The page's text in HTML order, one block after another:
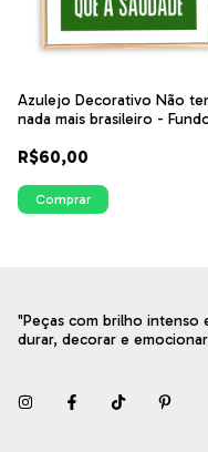
Azulejo Decorativo Não
nada mais brasileiro -
ITsLEJO
R$60,00
Comprar
"Peças com brilho intenso
durar, decorar e